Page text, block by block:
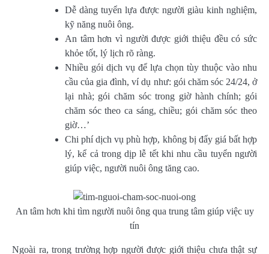
Dễ dàng tuyển lựa được người giàu kinh nghiệm,
kỹ năng nuôi ông.
An tâm hơn vì người được giới thiệu đều có sức
khỏe tốt, lý lịch rõ ràng.
Nhiều gói dịch vụ để lựa chọn tùy thuộc vào nhu
cầu của gia đình, ví dụ như: gói chăm sóc 24/24, ở
lại nhà; gói chăm sóc trong giờ hành chính; gói
chăm sóc theo ca sáng, chiều; gói chăm sóc theo
giờ…’
Chi phí dịch vụ phù hợp, không bị đẩy giá bất hợp
lý, kể cả trong dịp lễ tết khi nhu cầu tuyển người
giúp việc, người nuôi ông tăng cao.
An tâm hơn khi tìm người nuôi ông qua trung tâm giúp việc uy
tín
Ngoài ra, trong trường hợp người được giới thiệu chưa thật sự